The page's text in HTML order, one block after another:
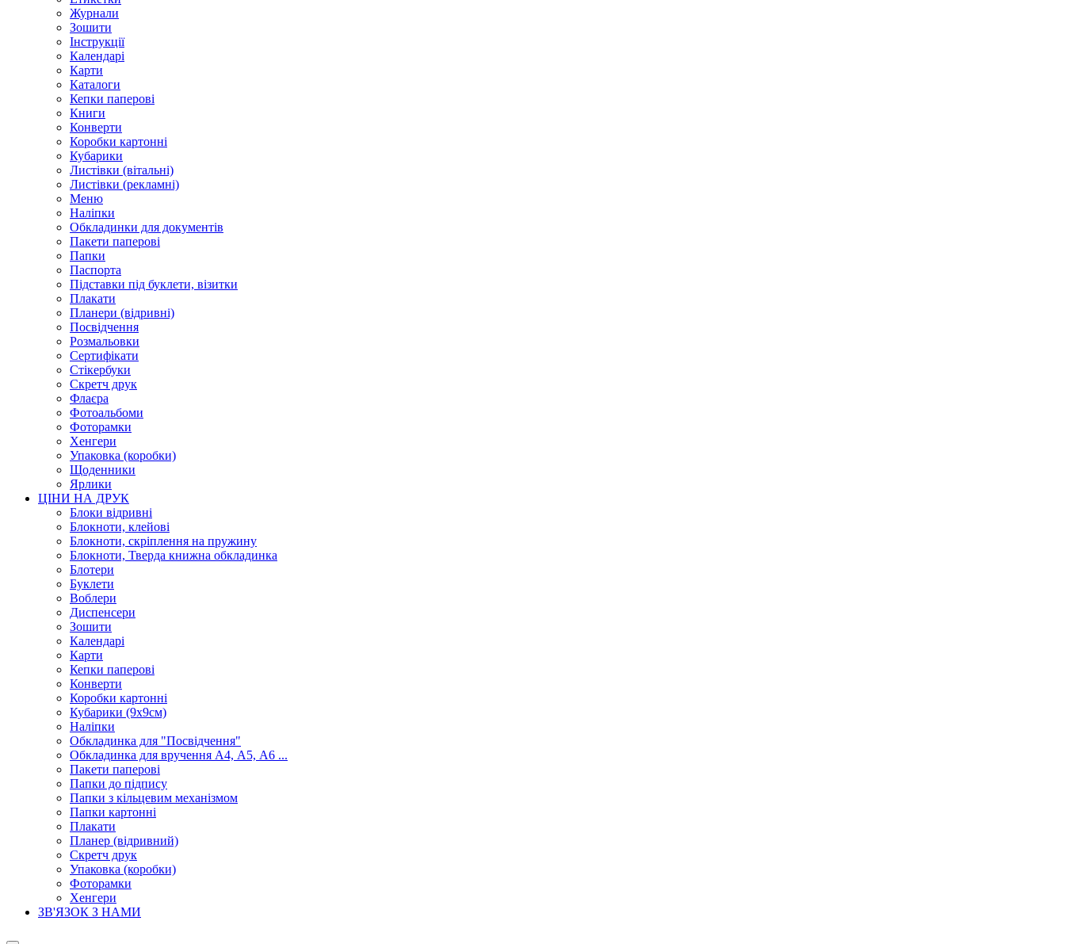
Журнали
Зошити
Інструкції
Календарі
Карти
Каталоги
Кепки паперові
Книги
Конверти
Коробки картонні
Кубарики
Листівки (вітальні)
Листівки (рекламні)
Меню
Наліпки
Обкладинки для документів
Пакети паперові
Папки
Паспорта
Підставки під буклети, візитки
Плакати
Планери (відривні)
Посвідчення
Розмальовки
Сертифікати
Стікербуки
Скретч друк
Флаєра
Фотоальбоми
Фоторамки
Хенгери
Упаковка (коробки)
Щоденники
Ярлики
ЦІНИ НА ДРУК
Блоки відривні
Блокноти, клейові
Блокноти, скріплення на пружину
Блокноти, Тверда книжна обкладинка
Блотери
Буклети
Воблери
Диспенсери
Зошити
Календарі
Карти
Кепки паперові
Конверти
Коробки картонні
Кубарики (9х9см)
Наліпки
Обкладинка для "Посвідчення"
Обкладинка для вручення А4, А5, А6 ...
Пакети паперові
Папки до підпису
Папки з кільцевим механізмом
Папки картонні
Плакати
Планер (відривний)
Скретч друк
Упаковка (коробки)
Фоторамки
Хенгери
ЗВ'ЯЗОК З НАМИ